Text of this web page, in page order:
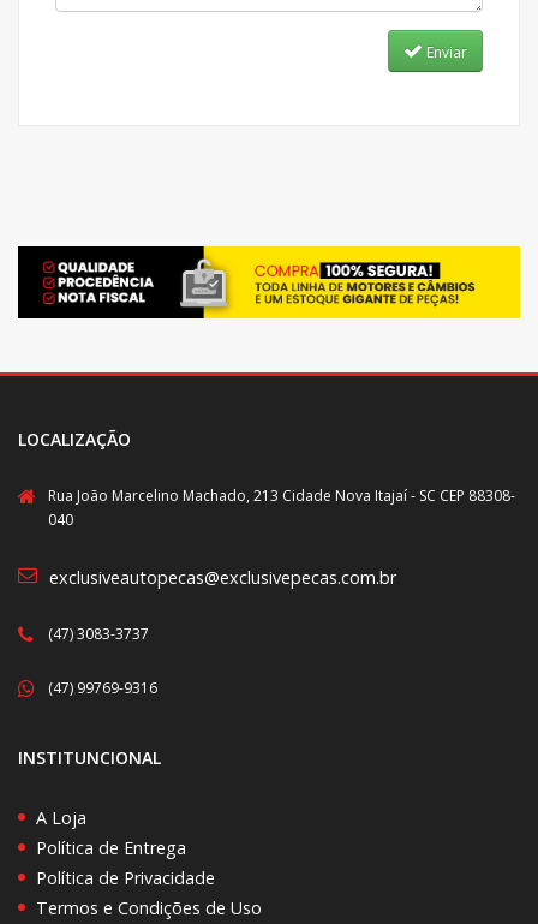
Enviar
LOCALIZAÇÃO
Rua João Marcelino Machado, 213 Cidade Nova Itajaí - SC CEP 88308-
040
exclusiveautopecas@exclusivepecas.com.br
(47) 3083-3737
(47) 99769-9316
INSTITUNCIONAL
A Loja
Política de Entrega
Política de Privacidade
Termos e Condições de Uso